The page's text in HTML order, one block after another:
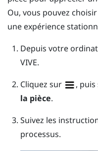
Ou, vous pouvez
une expérience
Depuis votre
VIVE.
Cliquez sur
,
la pièce.
Suivez les
processus.